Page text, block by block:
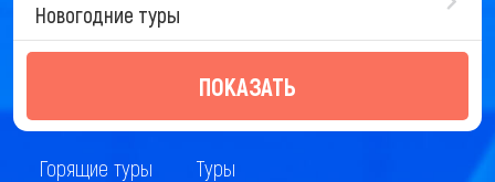
Новогодние туры
ПОКАЗАТЬ
Горящие туры Туры